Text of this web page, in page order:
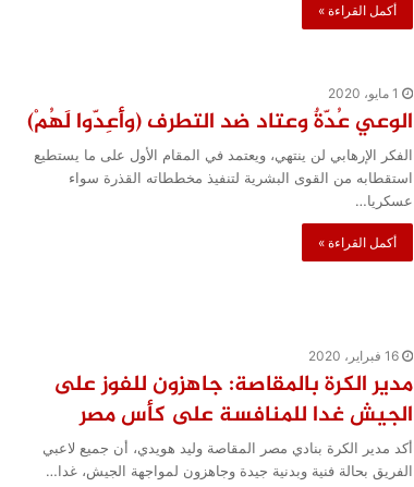
أكمل القراءة »
1 مايو، 2020
الوعي عُدّةٌ وعتاد ضد التطرف (وأَعِدّوا لَهُمْ)
الفكر الإرهابي لن ينتهي، ويعتمد في المقام الأول على ما يستطيع
استقطابه من القوى البشرية لتنفيذ مخططاته القذرة سواء
عسكريا…
أكمل القراءة »
16 فبراير، 2020
مدير الكرة بالمقاصة: جاهزون للفوز على
الجيش غدا للمنافسة على كأس مصر
أكد مدير الكرة بنادي مصر المقاصة وليد هويدي، أن جميع لاعبي
الفريق بحالة فنية وبدنية جيدة وجاهزون لمواجهة الجيش، غدا…